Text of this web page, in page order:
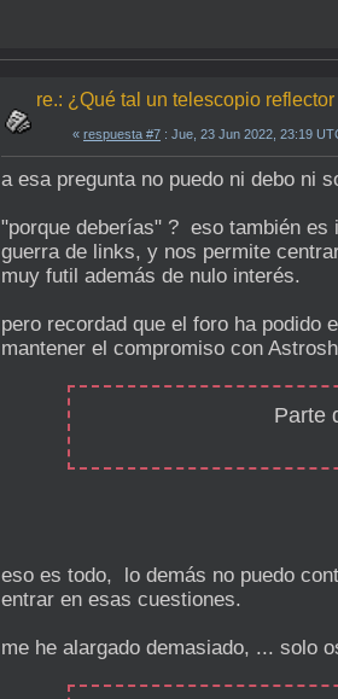
re.: ¿Qué tal un telescopio
« respuesta #7 : Jue, 23 Jun 2022, 23:19
a esa pregunta no puedo ni debo ni
"porque deberías" ? eso también
guerra de links, y nos permite
muy futil además de nulo interés.
pero recordad que el foro ha
mantener el compromiso con
Parte
eso es todo, lo demás no puedo
entrar en esas cuestiones.
me he alargado demasiado, ... solo